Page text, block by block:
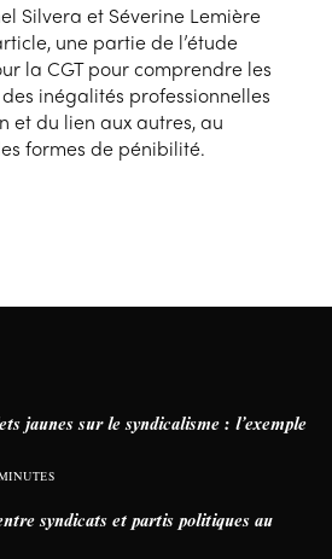
Silvera et Séverine Lemière
une partie de l’étude
la CGT pour comprendre les
inégalités professionnelles
et du lien aux autres, au
formes de pénibilité.
jaunes sur le syndicalisme : l’exemple
syndicats et partis politiques au